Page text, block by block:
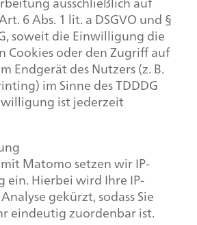
6 Abs. 1 lit. a DSGVO und §
soweit die Einwilligung die
Cookies oder den Zugriff auf
Endgerät des Nutzers (z. B.
im Sinne des TDDDG
ist jederzeit
Matomo setzen wir IP-
ein. Hierbei wird Ihre IP-
gekürzt, sodass Sie
eindeutig zuordenbar ist.